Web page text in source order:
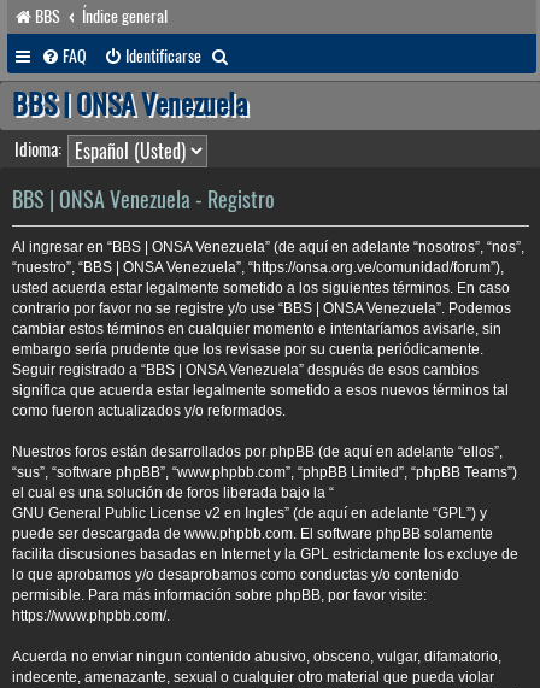
BBS
Índice general
FAQ
Identificarse
u
s
a
r
BBS | ONSA Venezuela
Idioma:
BBS | ONSA Venezuela - Registro
Al ingresar en “BBS | ONSA Venezuela” (de aquí en adelante “nosotros”, “nos”,
“nuestro”, “BBS | ONSA Venezuela”, “https://onsa.org.ve/comunidad/forum”),
usted acuerda estar legalmente sometido a los siguientes términos. En caso
contrario por favor no se registre y/o use “BBS | ONSA Venezuela”. Podemos
cambiar estos términos en cualquier momento e intentaríamos avisarle, sin
embargo sería prudente que los revisase por su cuenta periódicamente.
Seguir registrado a “BBS | ONSA Venezuela” después de esos cambios
significa que acuerda estar legalmente sometido a esos nuevos términos tal
como fueron actualizados y/o reformados.
Nuestros foros están desarrollados por phpBB (de aquí en adelante “ellos”,
“sus”, “software phpBB”, “www.phpbb.com”, “phpBB Limited”, “phpBB Teams”)
el cual es una solución de foros liberada bajo la “
GNU General Public License v2 en Ingles” (de aquí en adelante “GPL”) y
puede ser descargada de www.phpbb.com. El software phpBB solamente
facilita discusiones basadas en Internet y la GPL estrictamente los excluye de
lo que aprobamos y/o desaprobamos como conductas y/o contenido
permisible. Para más información sobre phpBB, por favor visite:
https://www.phpbb.com/.
Acuerda no enviar ningun contenido abusivo, obsceno, vulgar, difamatorio,
indecente, amenazante, sexual o cualquier otro material que pueda violar